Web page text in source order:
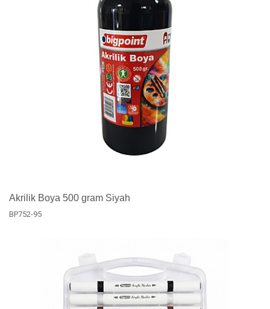
Akrilik Boya 500 gram Siyah
BP752-95